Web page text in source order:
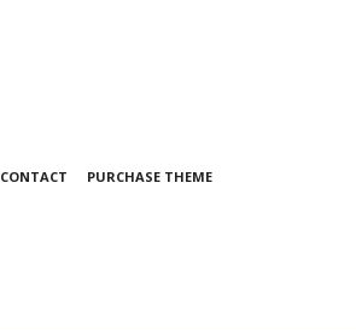
CONTACT PURCHASE THEME